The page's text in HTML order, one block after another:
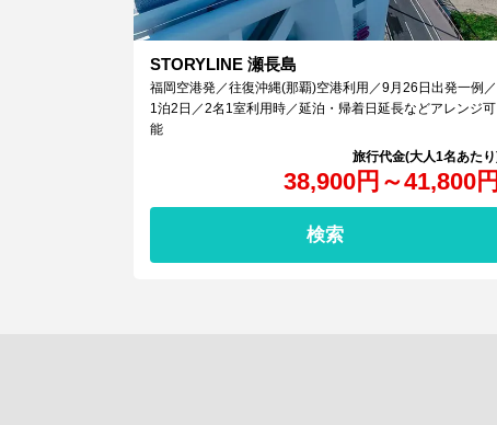
STORYLINE 瀬長島
38,900円 ～41,800円
福岡空港発／往復沖縄(那覇)空港利用／9月26日出発一例／
1泊2日／2名1室利用時／延泊・帰着日延長などアレンジ可
能
検索